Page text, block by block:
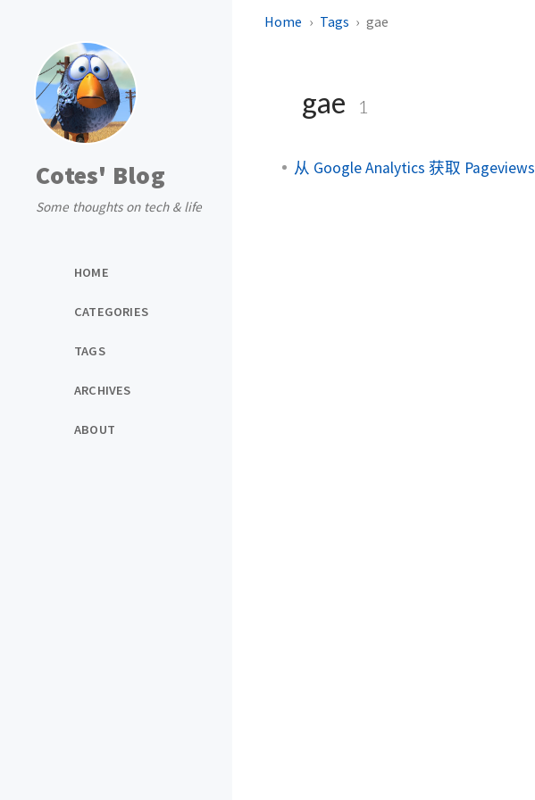
Cotes' Blog
Some thoughts on tech & life
HOME
CATEGORIES
TAGS
ARCHIVES
ABOUT
Home Tags gae
gae 1
从 Google Analytics 获取 Pageviews